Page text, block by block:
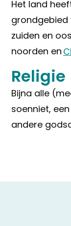
Het land
grondgebied
zuiden en
noorden en
Religie
Bijna alle
soenniet,
andere